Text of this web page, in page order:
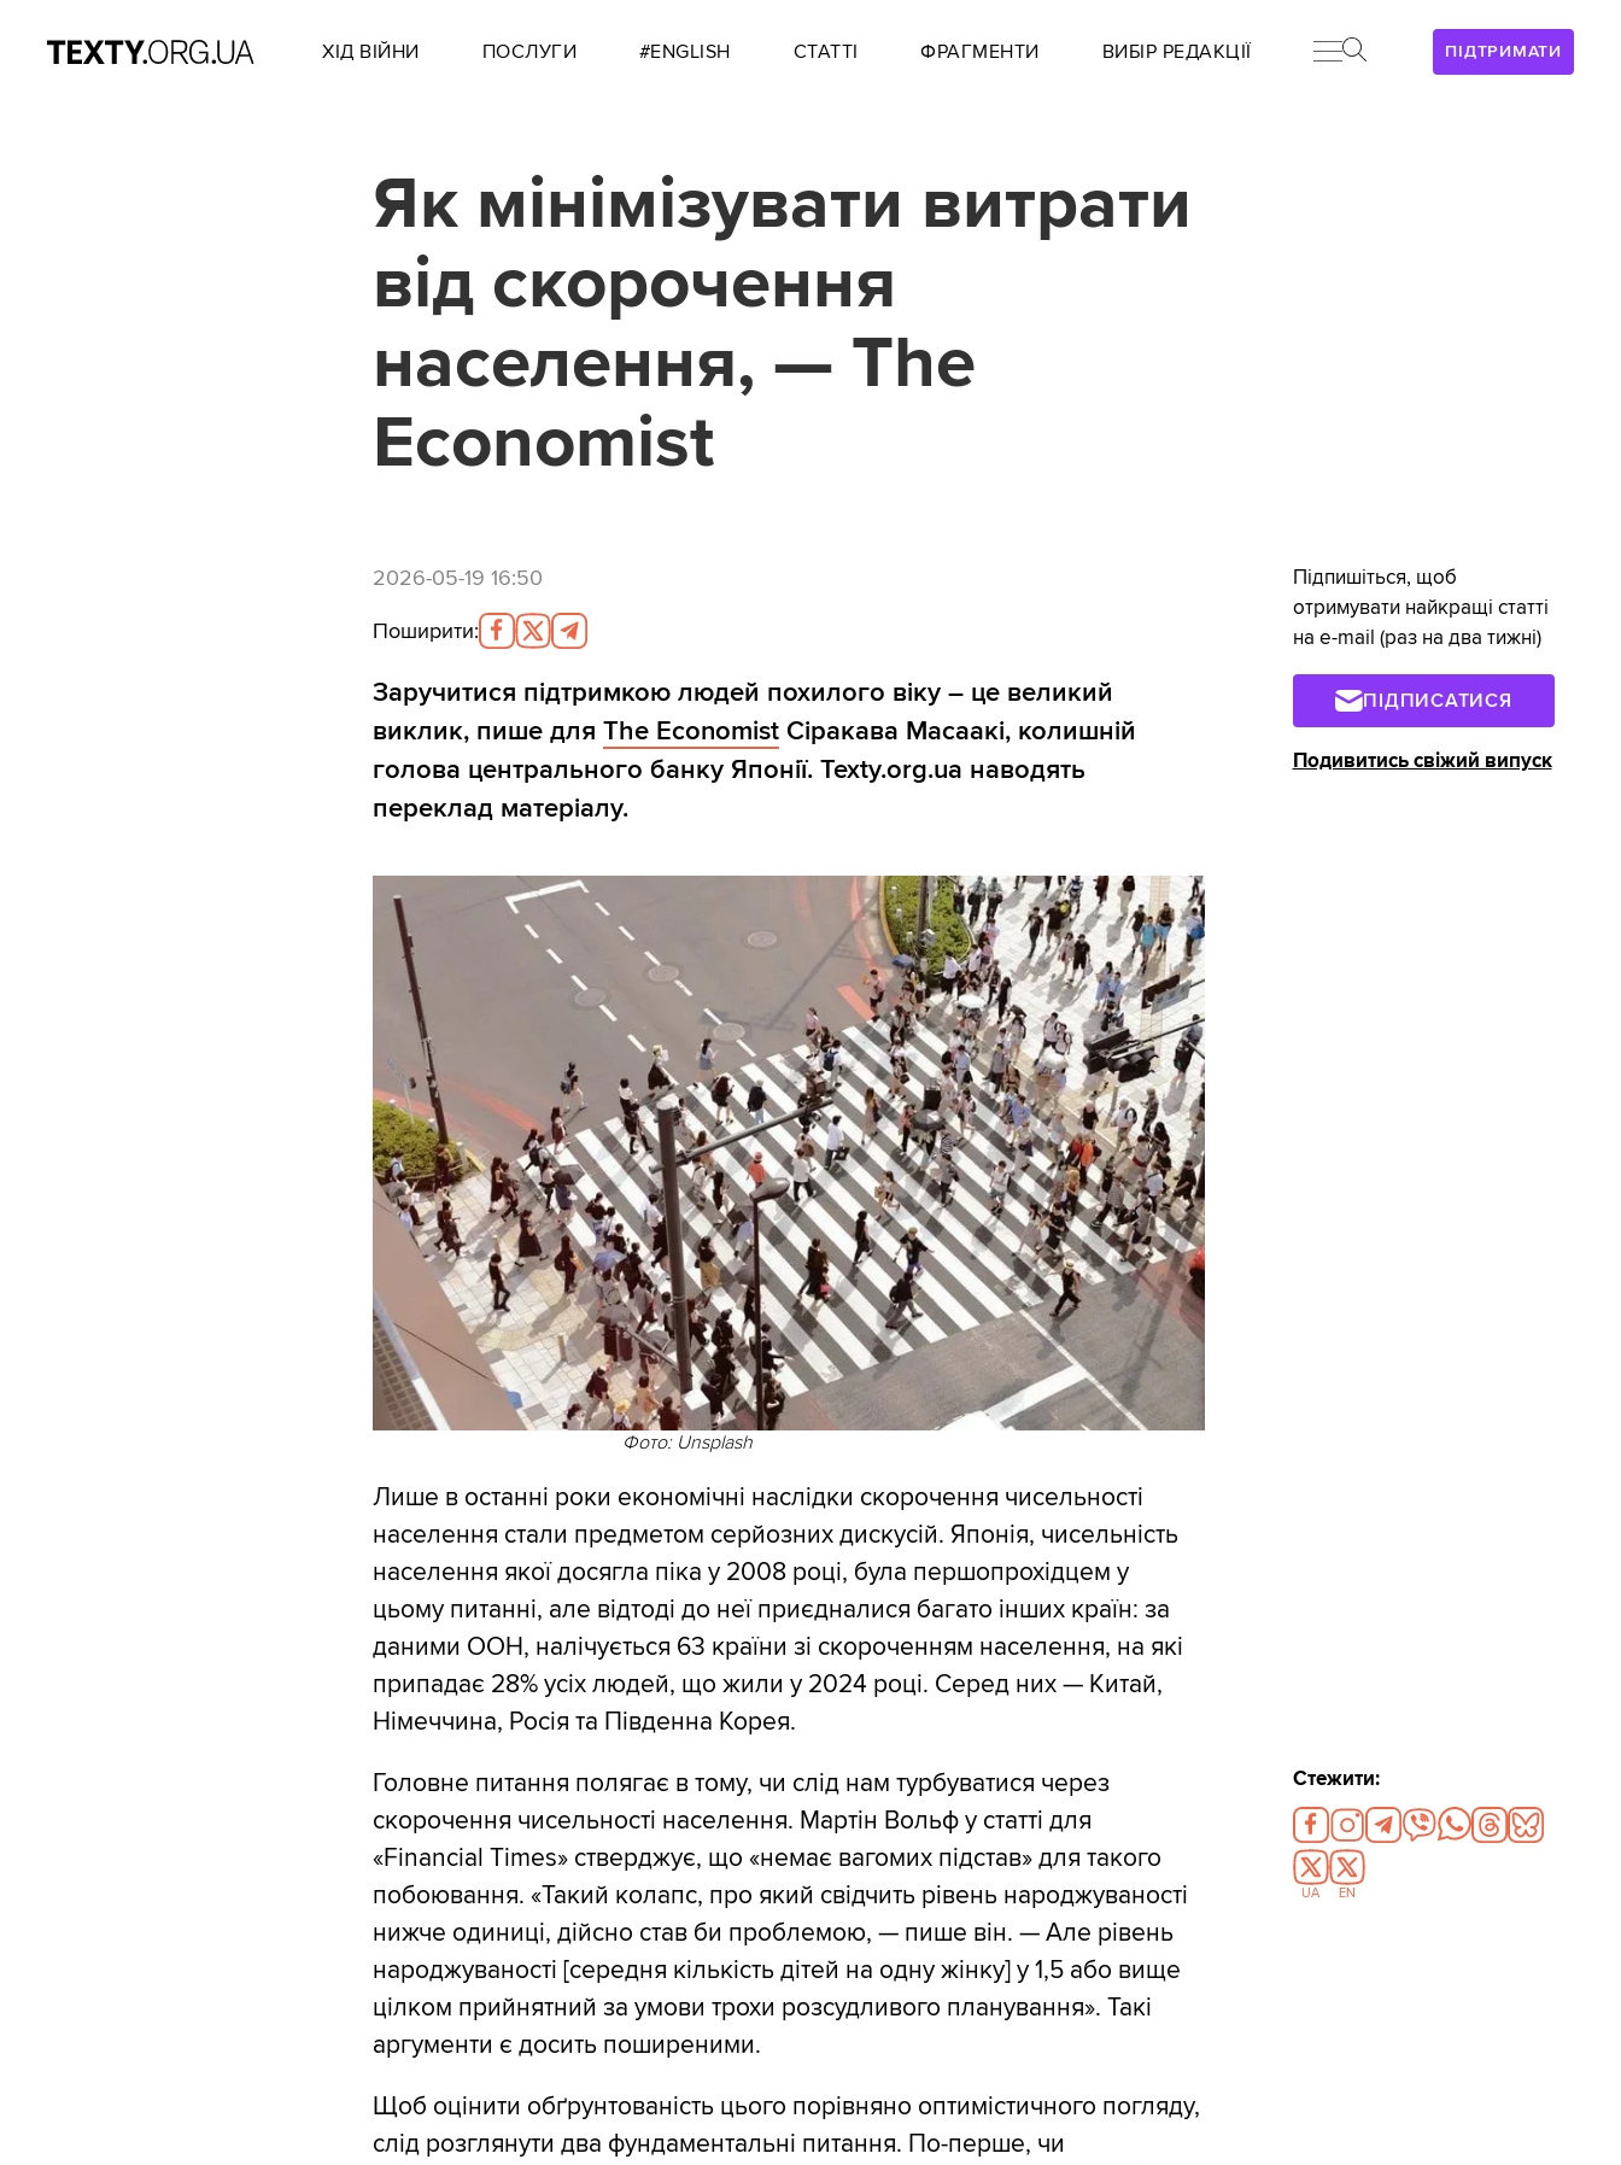
ПІДТРИМАТИ
ХІД ВІЙНИ ПОСЛУГИ #ENGLISH СТАТТІ ФРАГМЕНТИ ВИБІР РЕДАКЦІЇ
Як мінімізувати витрати
від скорочення
населення, — The
Economist
2026-05-19 16:50
Поширити:
Заручитися підтримкою людей похилого віку – це великий
виклик, пише для The EconomistСіракава Масаакі, колишній
голова центрального банку Японії. Texty.org.ua наводять
переклад матеріалу.
Фото: Unsplash
Лише в останні роки економічні наслідки скорочення чисельності
населення стали предметом серйозних дискусій. Японія, чисельність
населення якої досягла піка у 2008 році, була першопрохідцем у
цьому питанні, але відтоді до неї приєдналися багато інших країн: за
даними ООН, налічується 63 країни зі скороченням населення, на які
припадає 28% усіх людей, що жили у 2024 році. Серед них — Китай,
Німеччина, Росія та Південна Корея.
Головне питання полягає в тому, чи слід нам турбуватися через
скорочення чисельності населення. Мартін Вольф у статті для
«Financial Times» стверджує, що «немає вагомих підстав» для такого
побоювання. «Такий колапс, про який свідчить рівень народжуваності
нижче одиниці, дійсно став би проблемою, — пише він. — Але рівень
народжуваності [середня кількість дітей на одну жінку] у 1,5 або вище
цілком прийнятний за умови трохи розсудливого планування». Такі
аргументи є досить поширеними.
Щоб оцінити обґрунтованість цього порівняно оптимістичного погляду,
слід розглянути два фундаментальні питання. По-перше, чи
Підпишіться, щоб
отримувати найкращі статті
на e-mail (раз на два тижні)
ПІДПИСАТИСЯ
Подивитись свіжий випуск
Стежити:
UA EN